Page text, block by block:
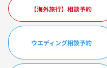
【海外旅行】相談予約
ウエディング相談予約